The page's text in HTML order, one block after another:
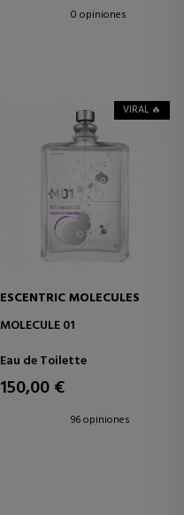
0 opiniones
VIRAL 🔥
ESCENTRIC MOLECULES
MOLECULE 01
Eau de Toilette
150,00 €
96 opiniones